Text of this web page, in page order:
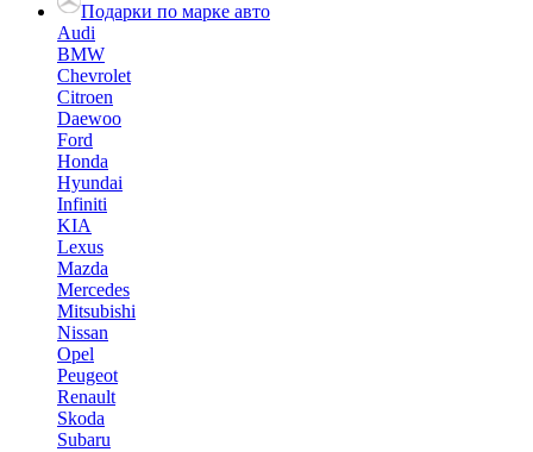
Подарки по марке авто
Audi
BMW
Chevrolet
Citroen
Daewoo
Ford
Honda
Hyundai
Infiniti
KIA
Lexus
Mazda
Mercedes
Mitsubishi
Nissan
Opel
Peugeot
Renault
Skoda
Subaru